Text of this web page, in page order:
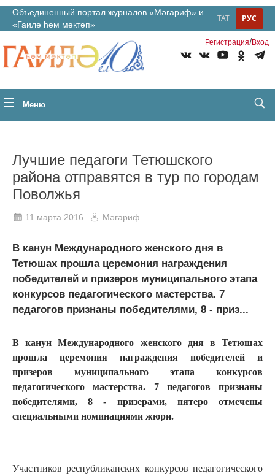
Объединенный портал журналов «Мәгариф» и
«Гаилә һәм мәктәп»
РУС
ТАТ
Регистрация/Вход
Меню
Лучшие педагоги Тетюшского
района отправятся в тур по городам
Поволжья
11 марта 2016 Мәгариф
В канун Международного женского дня в
Тетюшах прошла церемония награждения
победителей и призеров муниципального этапа
конкурсов педагогического мастерства. 7
педагогов признаны победителями, 8 - приз...
В канун Международного женского дня в Тетюшах
прошла церемония награждения победителей и
призеров муниципального этапа конкурсов
педагогического мастерства. 7 педагогов признаны
победителями, 8 - призерами, пятеро отмечены
специальными номинациями жюри.
Участников республиканских конкурсов педагогического